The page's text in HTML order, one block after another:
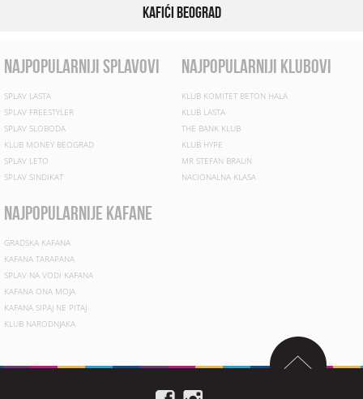
Kafići Beograd
najpopularniji splavovi
SPLAV LASTA
SPLAV FREESTYLER
SPLAV SLOBODA
KLUB MONEY BEOGRAD
SPLAV LETO
SPLAV SINDIKAT
najpopularniji klubovi
KLUB KOMITET BETON HALA
KLUB LASTA
THE BANK KLUB
KLUB HYPE
MR STEFAN BRAUN
NACIONALNA KLASA
najpopularnije kafane
GRADSKA KAFANA
KAFANA TARAPANA
SPLAV NA VODI KAFANA
KAFANA ONA MOJA
KAFANA SIPAJ NE PITAJ
KLUB NARODNJAKA